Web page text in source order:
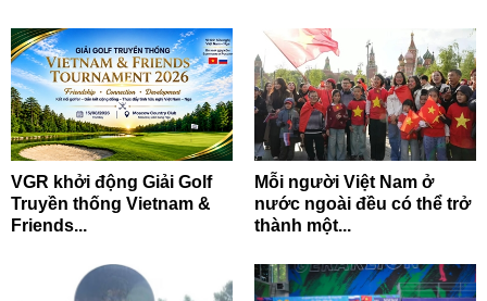
VGR khởi động Giải Golf
Truyền thống Vietnam &
Friends...
Mỗi người Việt Nam ở
nước ngoài đều có thể trở
thành một...